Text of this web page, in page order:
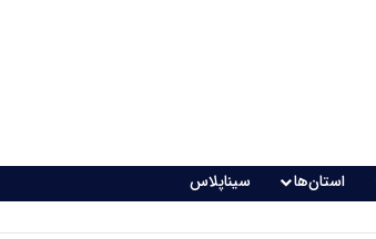
استان‌ها سیناپلاس